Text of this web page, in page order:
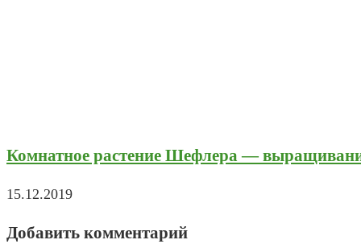
Комнатное растение Шефлера —
15.12.2019
Добавить комментарий